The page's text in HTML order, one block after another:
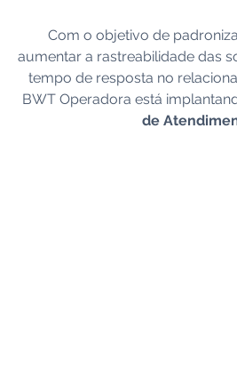
Com o objetivo de
aumentar a rastreabilidade das
tempo de resposta no
BWT Operadora está
de